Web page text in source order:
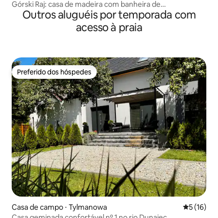
Górski Raj: casa de madeira com banheira de
hidromassagem, sauna e lagoa
Outros aluguéis por temporada com
acesso à praia
Preferido dos hóspedes
Preferido dos hóspedes
Casa de campo ⋅ Tylmanowa 5 de uma
5 (16)